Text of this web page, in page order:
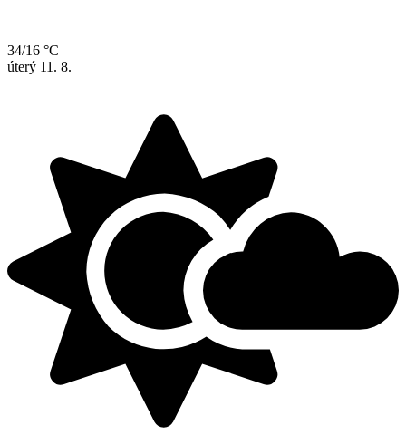
34/16 °C
úterý 11. 8.